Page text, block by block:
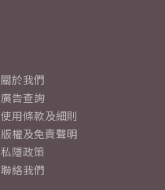
關於我們
廣告查詢
使用條款及細則
版權及免責聲明
私隱政策
聯絡我們